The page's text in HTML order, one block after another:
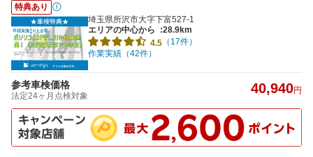
特典あり
埼玉県所沢市大字下富527-1
エリアの中心から
:28.9km
4.5 （17件）
作業実績（42件）
参考車検価格
法定24ヶ月点検対象 40,940円